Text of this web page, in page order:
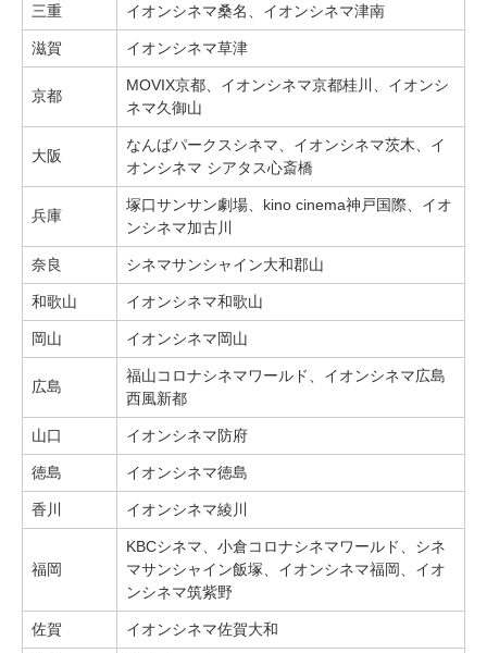
三重 イオンシネマ桑名、イオンシネマ津南
滋賀 イオンシネマ草津
京都
MOVIX京都、イオンシネマ京都桂川、イオンシ
ネマ久御山
大阪
なんばパークスシネマ、イオンシネマ茨木、イ
オンシネマ シアタス心斎橋
兵庫
塚口サンサン劇場、kino cinema神戸国際、イオ
ンシネマ加古川
奈良 シネマサンシャイン大和郡山
和歌山 イオンシネマ和歌山
岡山 イオンシネマ岡山
広島
福山コロナシネマワールド、イオンシネマ広島
西風新都
山口 イオンシネマ防府
徳島 イオンシネマ徳島
香川 イオンシネマ綾川
福岡
KBCシネマ、小倉コロナシネマワールド、シネ
マサンシャイン飯塚、イオンシネマ福岡、イオ
ンシネマ筑紫野
佐賀 イオンシネマ佐賀大和